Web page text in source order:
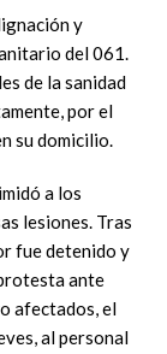
y
del 061.
de la sanidad
por el
su domicilio.
a los
lesiones. Tras
fue detenido y
ante
afectados, el
al personal